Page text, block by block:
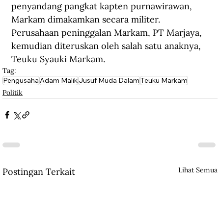
penyandang pangkat kapten purnawirawan,
Markam dimakamkan secara militer.
Perusahaan peninggalan Markam, PT Marjaya,
kemudian diteruskan oleh salah satu anaknya,
Teuku Syauki Markam.
Tag:
PengusahaAdam MalikJusuf Muda DalamTeuku Markam
Politik
Postingan Terkait Lihat Semua